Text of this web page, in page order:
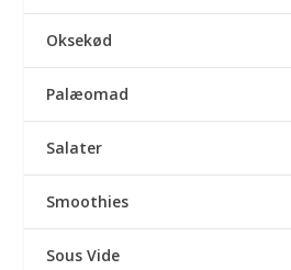
Oksekød
Palæomad
Salater
Smoothies
Sous Vide